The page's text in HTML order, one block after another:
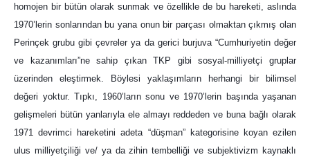
homojen bir bütün olarak sunmak ve özellikle de bu hareketi, aslında
1970’lerin sonlarından bu yana onun bir parçası olmaktan çıkmış olan
Perinçek grubu gibi çevreler ya da gerici burjuva “Cumhuriyetin değer
ve kazanımları”ne sahip çıkan TKP gibi sosyal-milliyetçi gruplar
üzerinden eleştirmek. Böylesi yaklaşımların herhangi bir bilimsel
değeri yoktur. Tıpkı, 1960’ların sonu ve 1970’lerin başında yaşanan
gelişmeleri bütün yanlarıyla ele almayı reddeden ve buna bağlı olarak
1971 devrimci hareketini adeta “düşman” kategorisine koyan ezilen
ulus milliyetçiliği ve/ ya da zihin tembelliği ve subjektivizm kaynaklı